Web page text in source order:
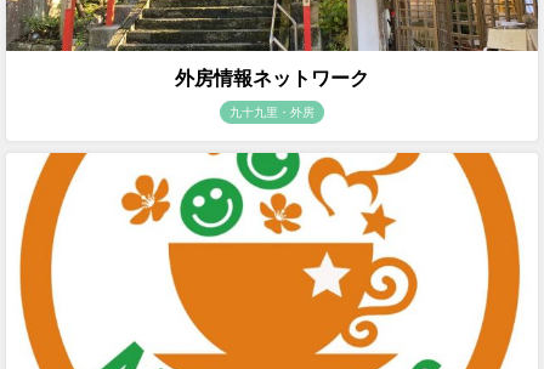
外房情報ネットワーク
九十九里・外房